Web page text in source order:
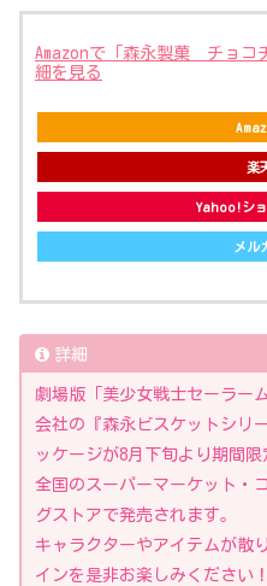
Amazonで「森永製菓 チョコ
細を見る
楽
Yahoo!シ
メル
詳細
劇場版「美少女戦士セーラー
会社の『森永ビスケットシリ
ッケージが8月下旬より期間限
全国のスーパーマーケット・
グストアで発売されます。
キャラクターやアイテムが散
インを是非お楽しみください！